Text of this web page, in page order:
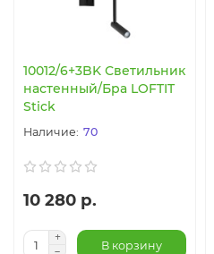
10012/6+3BK Светильник
настенный/Бра LOFTIT
Stick
70
10 280 р.
В корзину